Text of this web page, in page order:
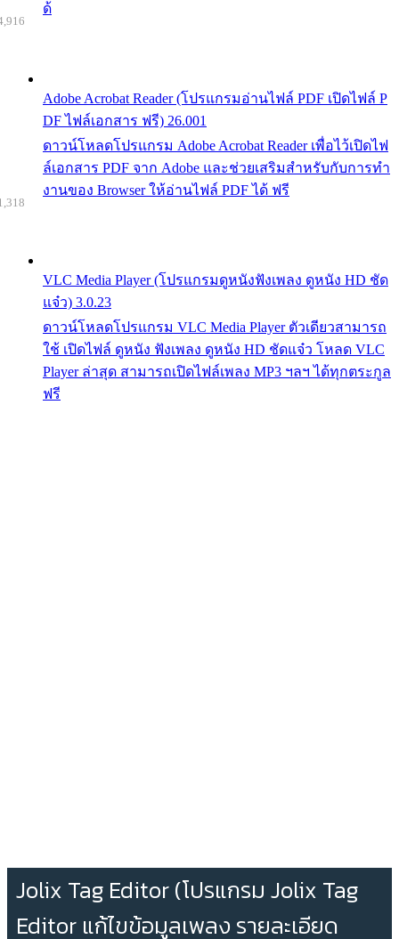
ด้
Adobe Acrobat Reader (โปรแกรมอ่านไฟล์ PDF เปิดไฟล์ P
DF ไฟล์เอกสาร ฟรี) 26.001
ดาวน์โหลดโปรแกรม Adobe Acrobat Reader เพื่อไว้เปิดไฟ
ล์เอกสาร PDF จาก Adobe และช่วยเสริมสำหรับกับการทำ
งานของ Browser ให้อ่านไฟล์ PDF ได้ ฟรี
VLC Media Player (โปรแกรมดูหนังฟังเพลง ดูหนัง HD ชัด
แจ๋ว) 3.0.23
ดาวน์โหลดโปรแกรม VLC Media Player ตัวเดียวสามารถ
ใช้ เปิดไฟล์ ดูหนัง ฟังเพลง ดูหนัง HD ชัดแจ๋ว โหลด VLC
Player ล่าสุด สามารถเปิดไฟล์เพลง MP3 ฯลฯ ได้ทุกตระกูล
ฟรี
Jolix Tag Editor (โปรแกรม Jolix Tag
Editor แก้ไขข้อมูลเพลง รายละเอียด